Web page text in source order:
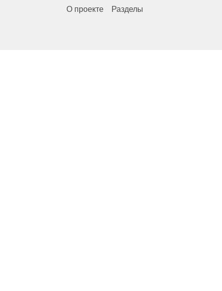
О проекте Разделы